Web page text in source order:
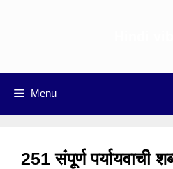
Menu
251 संपूर्ण पर्यायवाची